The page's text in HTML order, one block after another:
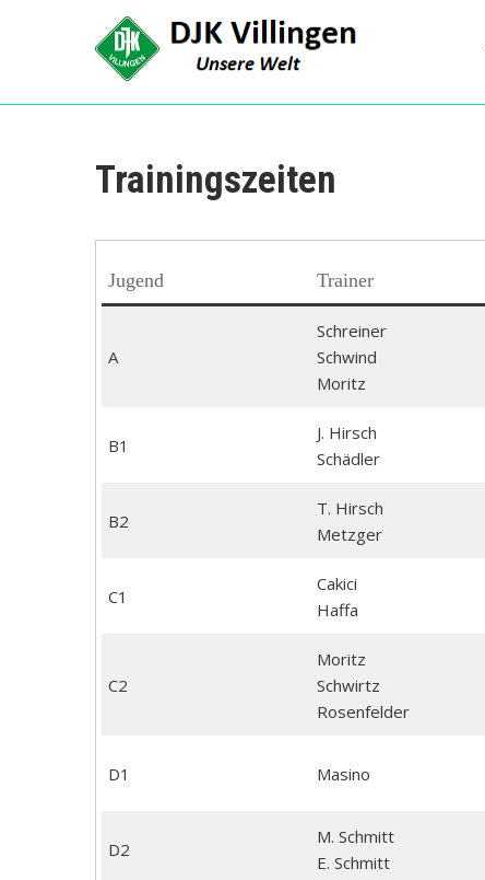
DJK Villingen
Unsere Welt!
Trainingszeiten
Jugend Trainer
A
Schreiner
Schwind
Moritz
B1
J. Hirsch
Schädler
B2
T. Hirsch
Metzger
C1
Cakici
Haffa
C2
Moritz
Schwirtz
Rosenfelder
D1 Masino
D2
M. Schmitt
E. Schmitt